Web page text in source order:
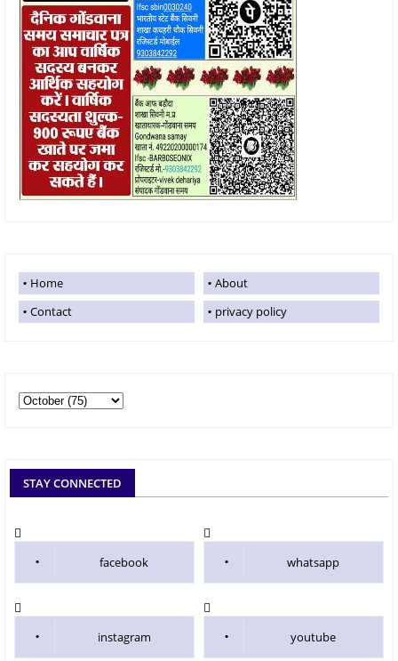
Home
About
Contact
privacy policy
STAY CONNECTED
facebook whatsapp
instagram youtube